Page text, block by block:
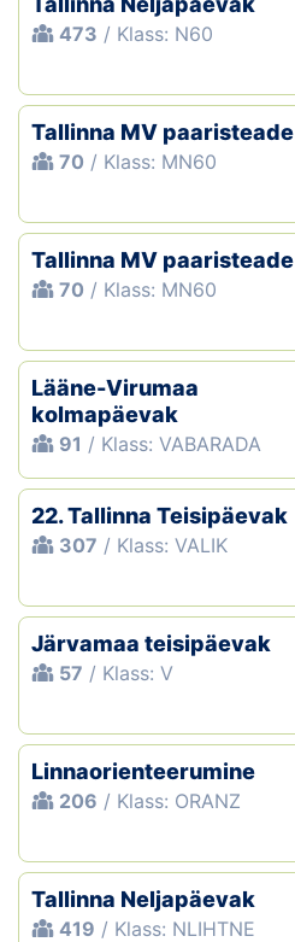
473 / Klass: N60
Tallinna MV paaristeade
70 / Klass: MN60
Tallinna MV paaristeade
70 / Klass: MN60
Lääne-Virumaa
kolmapäevak
91 / Klass: VABARADA
22. Tallinna Teisipäevak
307 / Klass: VALIK
Järvamaa teisipäevak
57 / Klass: V
Linnaorienteerumine
206 / Klass: ORANZ
Tallinna Neljapäevak
419 / Klass: NLIHTNE